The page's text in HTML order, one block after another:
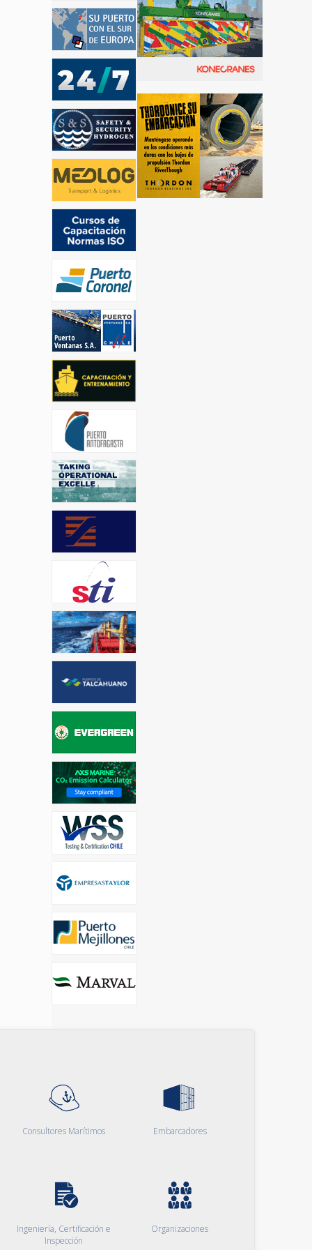
Consultores Marítimos Embarcadores
Ingeniería, Certificación e
Inspección
Organizaciones